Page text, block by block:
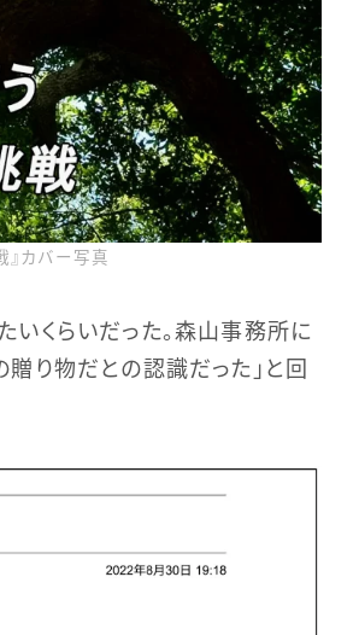
』カバー写真
くらいだった。森山事務所に
り物だとの認識だった」と回